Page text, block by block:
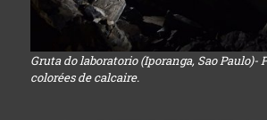
Gruta do laboratorio (Iporanga, Sao Paulo)-
colorées de calcaire.